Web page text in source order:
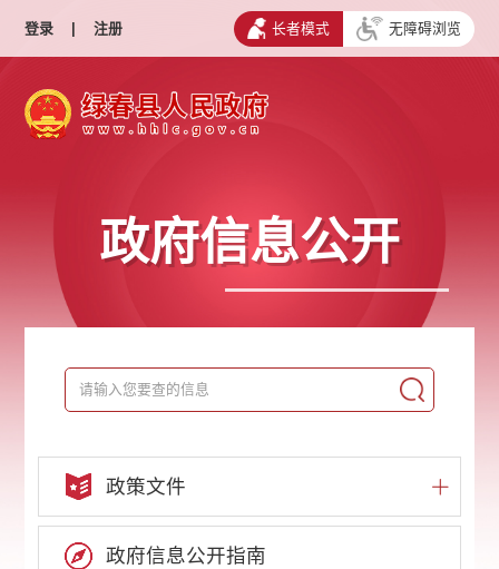
登录 | 注册 长者模式 无障碍浏览
政府信息公开
政策文件
政府信息公开指南